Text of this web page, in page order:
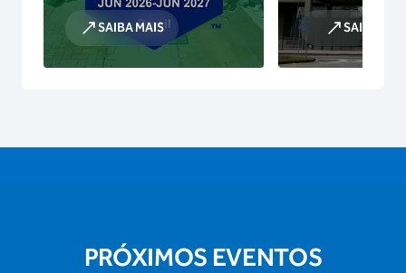
SAIBA MAIS SAIBA
PRÓXIMOS EVENTOS